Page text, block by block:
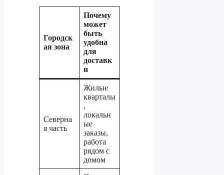
Городск
ая зона
Почему
может
быть
удобна
для
доставк
и
Северна
я часть
Жилые
кварталы
,
локальн
ые
заказы,
работа
рядом с
домом